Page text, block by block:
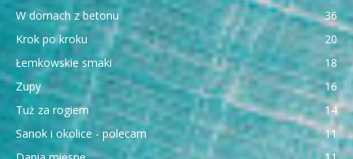
W domach z betonu
36
Krok po kroku
20
Łemkowskie smaki
18
Zupy
16
Tuż za rogiem
14
Sanok i okolice - polecam
11